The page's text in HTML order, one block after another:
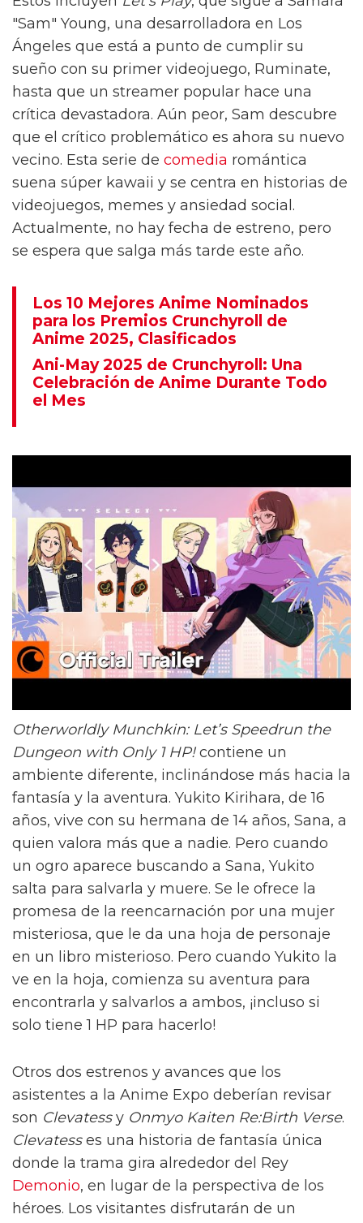
"Sam" Young, una desarrolladora en Los
Ángeles que está a punto de cumplir su
sueño con su primer videojuego, Ruminate,
hasta que un streamer popular hace una
crítica devastadora. Aún peor, Sam descubre
que el crítico problemático es ahora su nuevo
vecino. Esta serie de comedia romántica
suena súper kawaii y se centra en historias de
videojuegos, memes y ansiedad social.
Actualmente, no hay fecha de estreno, pero
se espera que salga más tarde este año.
Los 10 Mejores Anime Nominados
para los Premios Crunchyroll de
Anime 2025, Clasificados
Ani-May 2025 de Crunchyroll: Una
Celebración de Anime Durante Todo
el Mes
Otherworldly Munchkin: Let’s Speedrun the
Dungeon with Only 1 HP!contiene un
ambiente diferente, inclinándose más hacia la
fantasía y la aventura. Yukito Kirihara, de 16
años, vive con su hermana de 14 años, Sana, a
quien valora más que a nadie. Pero cuando
un ogro aparece buscando a Sana, Yukito
salta para salvarla y muere. Se le ofrece la
promesa de la reencarnación por una mujer
misteriosa, que le da una hoja de personaje
en un libro misterioso. Pero cuando Yukito la
ve en la hoja, comienza su aventura para
encontrarla y salvarlos a ambos, ¡incluso si
solo tiene 1 HP para hacerlo!
Otros dos estrenos y avances que los
asistentes a la Anime Expo deberían revisar
son Clevatessy Onmyo Kaiten Re:Birth Verse.
Clevatesses una historia de fantasía única
donde la trama gira alrededor del Rey
Demonio, en lugar de la perspectiva de los
héroes. Los visitantes disfrutarán de un